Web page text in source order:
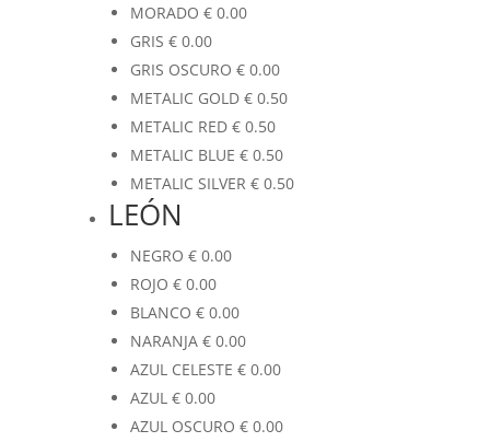
MORADO €0.00
GRIS €0.00
GRIS OSCURO €0.00
METALIC GOLD €0.50
METALIC RED €0.50
METALIC BLUE €0.50
METALIC SILVER €0.50
LEÓN
NEGRO €0.00
ROJO €0.00
BLANCO €0.00
NARANJA €0.00
AZUL CELESTE €0.00
AZUL €0.00
AZUL OSCURO €0.00